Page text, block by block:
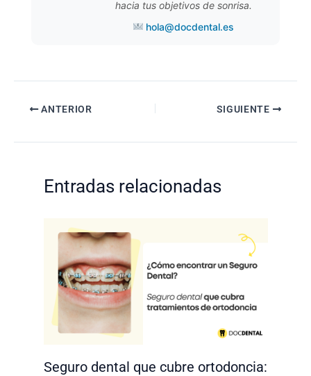
hacia tus objetivos de sonrisa.
hola@docdental.es
Navegación
entradas
ANTERIOR SIGUIENTE
Entradas relacionadas
Seguro dental que cubre ortodoncia: